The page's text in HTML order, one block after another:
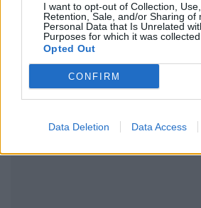
I want to opt-out of Collection, Use,
Retention, Sale, and/or Sharing of
Personal Data that Is Unrelated
Purposes for which it was collected.
Opted Out
CONFIRM
Data Deletion Data Access
ΔΙΑΦΗΜΙΣΗ